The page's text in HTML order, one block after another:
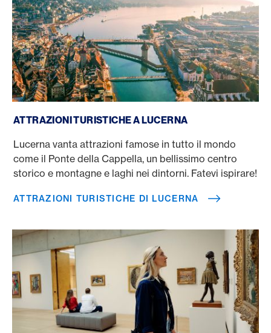
ATTRAZIONI TURISTICHE A LUCERNA
Lucerna vanta attrazioni famose in tutto il mondo
come il Ponte della Cappella, un bellissimo centro
storico e montagne e laghi nei dintorni. Fatevi ispirare!
ATTRAZIONI TURISTICHE DI LUCERNA